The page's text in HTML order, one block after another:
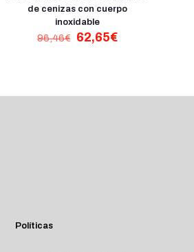
de cenizas con cuerpo
inoxidable
96,46€
El
62,65€El
Políticas